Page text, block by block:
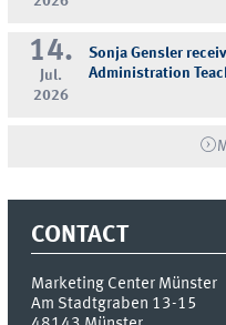
14.
Jul.
2026
Sonja Gensler
Administration
CONTACT
Marketing Center Münster
Am Stadtgraben 13-15